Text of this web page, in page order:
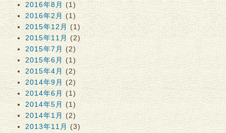
2016年8月 (1)
2016年2月 (1)
2015年12月(1)
2015年11月 (2)
2015年7月 (2)
2015年6月 (1)
2015年4月(2)
2014年9月(2)
2014年6月(1)
2014年5月(1)
2014年1月 (2)
2013年11月(3)